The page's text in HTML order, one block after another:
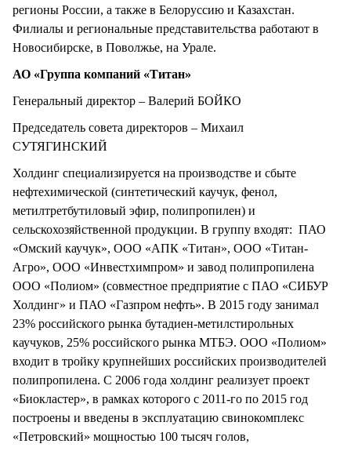
регионы России, а также в Белоруссию и Казахстан.
Филиалы и региональные представительства работают в
Новосибирске, в Поволжье, на Урале.
АО «Группа компаний «Титан»
Генеральный директор – Валерий БОЙКО
Председатель совета директоров – Михаил
СУТЯГИНСКИЙ
Холдинг специализируется на производстве и сбыте
нефтехимической (синтетический каучук, фенол,
метилтретбутиловый эфир, полипропилен) и
сельскохозяйственной продукции. В группу входят: ПАО
«Омский каучук», ООО «АПК «Титан», ООО «Титан-
Агро», ООО «Инвестхимпром» и завод полипропилена
ООО «Полиом» (совместное предприятие с ПАО «СИБУР
Холдинг» и ПАО «Газпром нефть». В 2015 году занимал
23% российского рынка бутадиен-метилстирольных
каучуков, 25% российского рынка МТБЭ. ООО «Полиом»
входит в тройку крупнейших российских производителей
полипропилена. С 2006 года холдинг реализует проект
«Биокластер», в рамках которого с 2011-го по 2015 год
построены и введены в эксплуатацию свинокомплекс
«Петровский» мощностью 100 тысяч голов,